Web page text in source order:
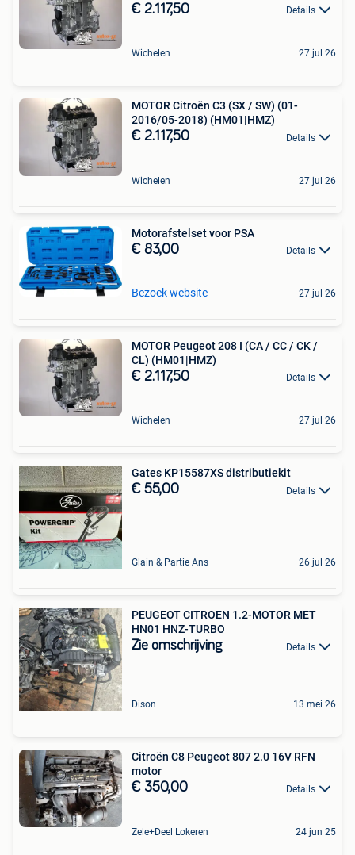
€ 2.117,50 Details
Wichelen 27 jul 26
MOTOR Citroën C3 (SX / SW) (01-
2016/05-2018) (HM01|HMZ)
€ 2.117,50 Details
Wichelen 27 jul 26
Motorafstelset voor PSA
€ 83,00 Details
Bezoek website 27 jul 26
MOTOR Peugeot 208 I (CA / CC / CK /
CL) (HM01|HMZ)
€ 2.117,50 Details
Wichelen 27 jul 26
Gates KP15587XS distributiekit
€ 55,00 Details
Glain & Partie Ans 26 jul 26
PEUGEOT CITROEN 1.2-MOTOR MET
HN01 HNZ-TURBO
Zie omschrijving Details
Dison 13 mei 26
Citroën C8 Peugeot 807 2.0 16V RFN
motor
€ 350,00 Details
Zele+Deel Lokeren 24 jun 25